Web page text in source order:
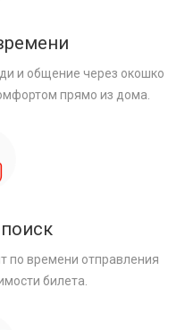
и общение через окошко
прямо из дома.
по времени отправления
билета.